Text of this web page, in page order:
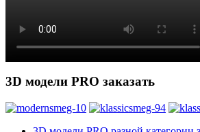
3D модели PRO заказать